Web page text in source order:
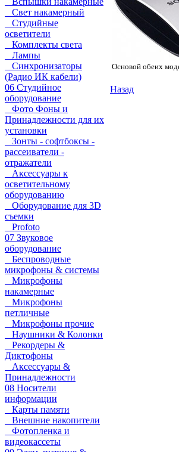
Свет накамерный
Студийные
осветители
Комплекты света
Лампы
Синхронизаторы
(Радио ИК кабели)
06 Студийное
оборудование
Фото Фоны и
Принадлежности для их
установки
Зонты - софтбоксы -
рассеиватели -
отражатели
Аксессуары к
осветительному
оборудованию
Оборудование для 3D
съемки
Profoto
07 Звуковое
оборудование
Беспроводные
микрофоны & системы
Микрофоны
накамерные
Микрофоны
петличные
Микрофоны прочие
Наушники & Колонки
Рекордеры &
Диктофоны
Аксессуары &
Принадлежности
08 Носители
информации
Карты памяти
Внешние накопители
Фотопленка и
видеокассеты
Основой обеих
Назад